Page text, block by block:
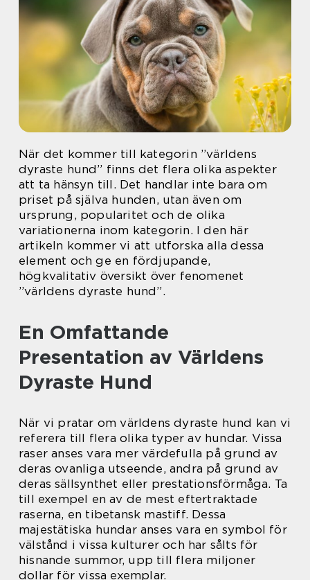
När det kommer till kategorin ”världens
dyraste hund” finns det flera olika aspekter
att ta hänsyn till. Det handlar inte bara om
priset på själva hunden, utan även om
ursprung, popularitet och de olika
variationerna inom kategorin. I den här
artikeln kommer vi att utforska alla dessa
element och ge en fördjupande,
högkvalitativ översikt över fenomenet
”världens dyraste hund”.
En Omfattande
Presentation av Världens
Dyraste Hund
När vi pratar om världens dyraste hund kan vi
referera till flera olika typer av hundar. Vissa
raser anses vara mer värdefulla på grund av
deras ovanliga utseende, andra på grund av
deras sällsynthet eller prestationsförmåga. Ta
till exempel en av de mest eftertraktade
raserna, en tibetansk mastiff. Dessa
majestätiska hundar anses vara en symbol för
välstånd i vissa kulturer och har sålts för
hisnande summor, upp till flera miljoner
dollar för vissa exemplar.